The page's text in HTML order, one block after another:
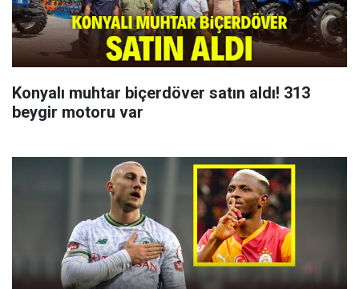
Konyalı muhtar biçerdöver satın aldı! 313
beygir motoru var